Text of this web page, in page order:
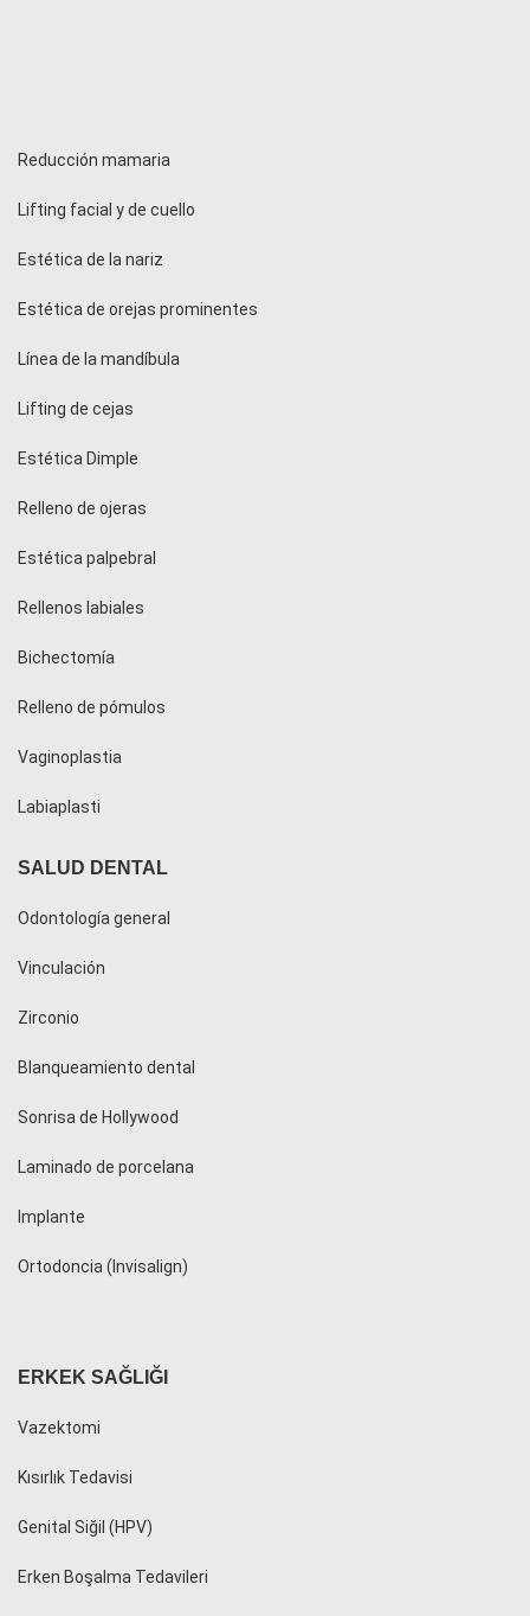
Reducción mamaria
Lifting facial y de cuello
Estética de la nariz
Estética de orejas prominentes
Línea de la mandíbula
Lifting de cejas
Estética Dimple
Relleno de ojeras
Estética palpebral
Rellenos labiales
Bichectomía
Relleno de pómulos
Vaginoplastia
Labiaplasti
SALUD DENTAL
Odontología general
Vinculación
Zirconio
Blanqueamiento dental
Sonrisa de Hollywood
Laminado de porcelana
Implante
Ortodoncia (Invisalign)
ERKEK SAĞLIĞI
Vazektomi
Kısırlık Tedavisi
Genital Siğil (HPV)
Erken Boşalma Tedavileri